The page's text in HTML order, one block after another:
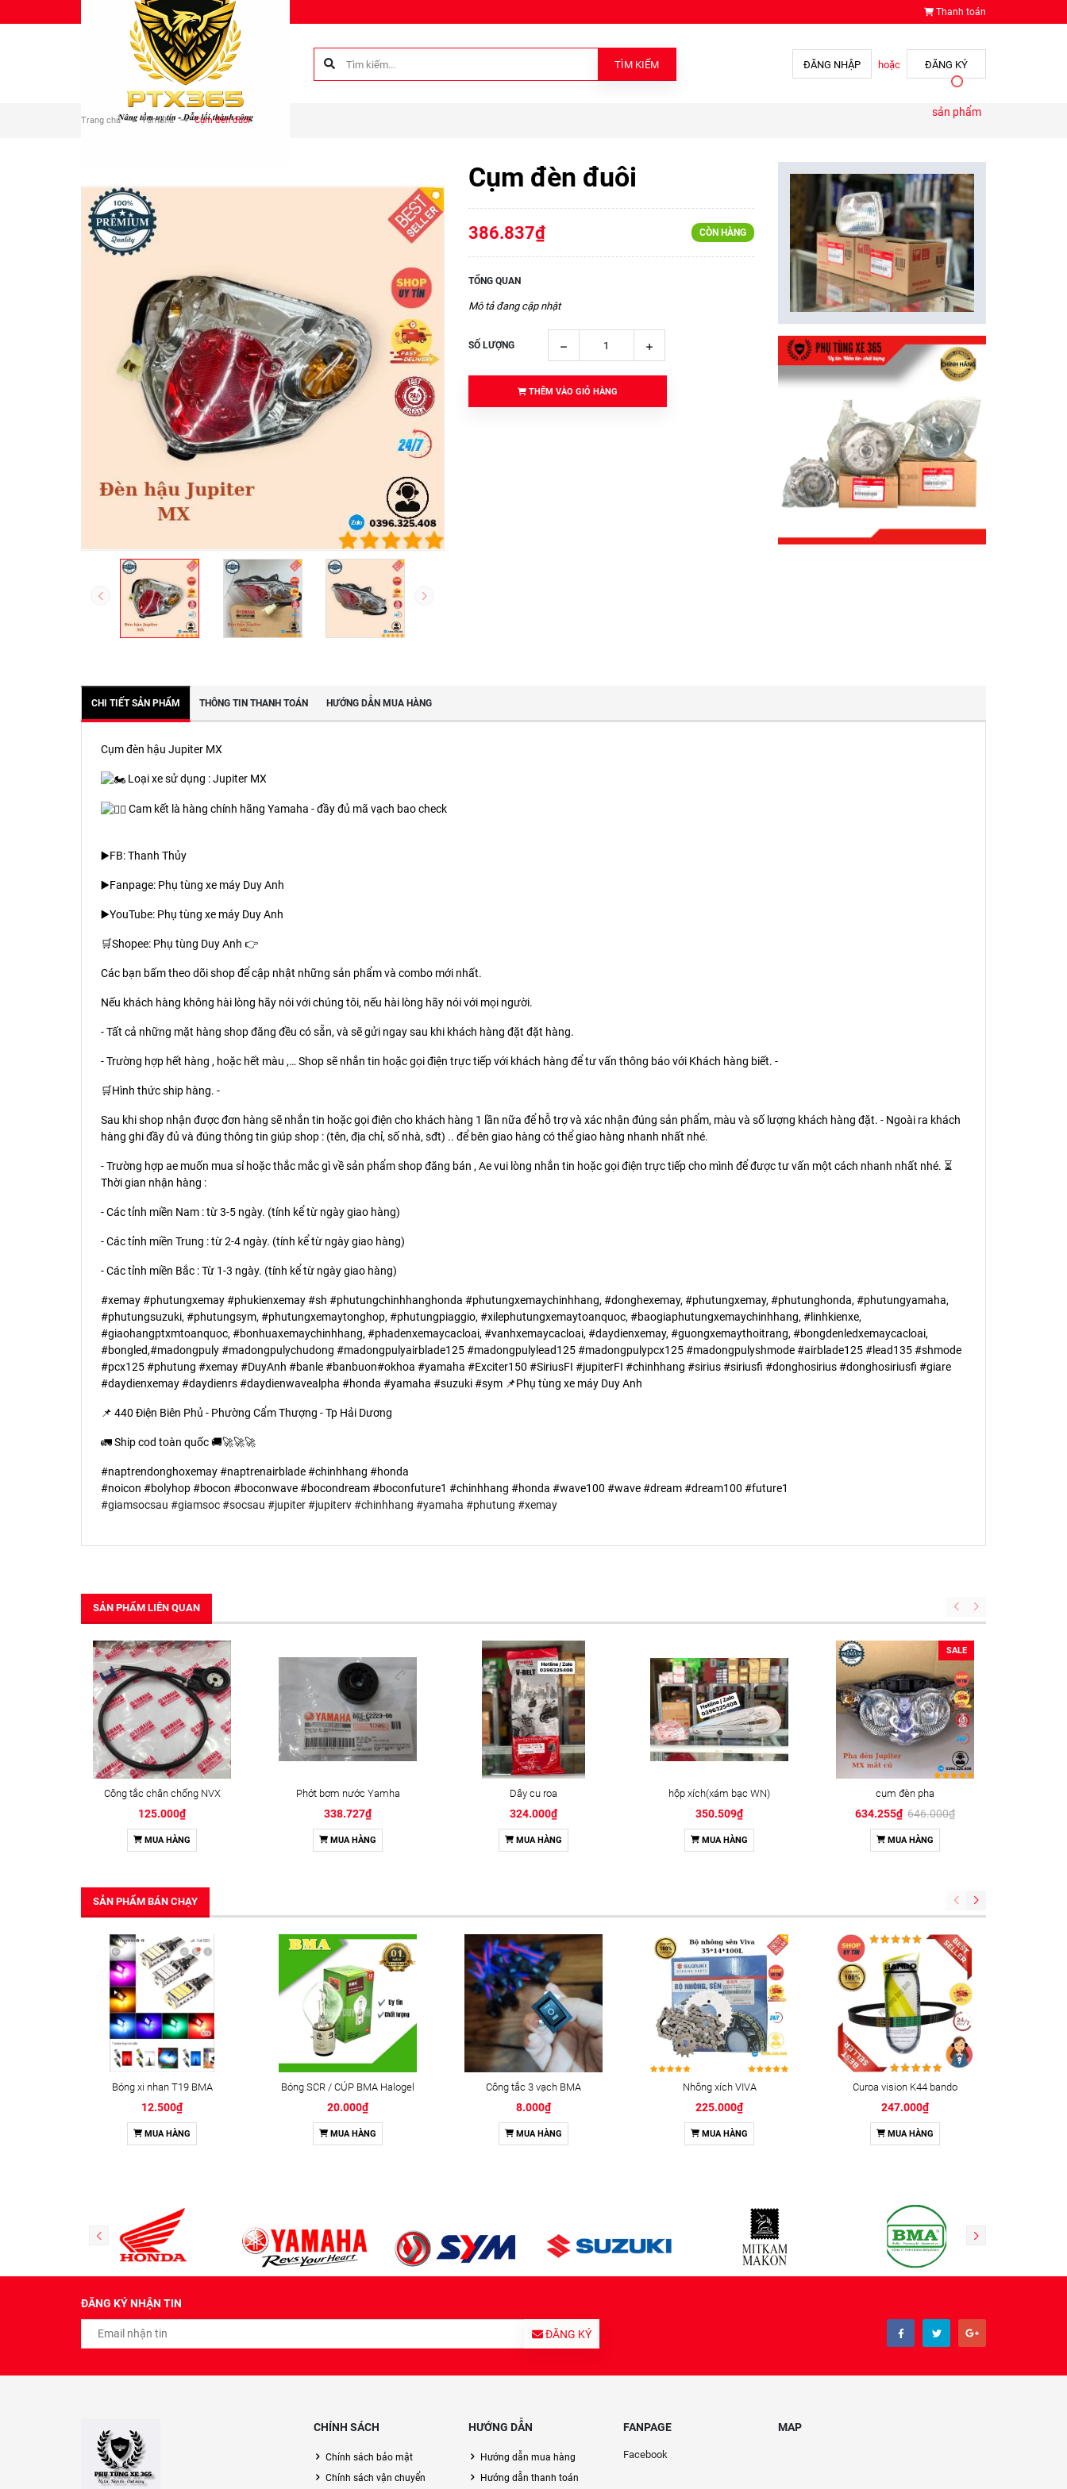
Chào mừng bạn đến với Phụ tùng Duy Anh! Thanh toán
TÌM KIẾM ĐĂNG NHẬP hoặc ĐĂNG KÝ
sản phẩm
Trang chủ Yamaha Cụm đèn đuôi
Cụm đèn đuôi
386.837₫ CÒN HÀNG
TỔNG QUAN
Mô tả đang cập nhật
SỐ LƯỢNG
THÊM VÀO GIỎ HÀNG
CHI TIẾT SẢN PHẨM THÔNG TIN THANH TOÁN HƯỚNG DẪN MUA HÀNG
Cụm đèn hậu Jupiter MX
Loại xe sử dụng : Jupiter MX
Cam kết là hàng chính hãng Yamaha - đầy đủ mã vạch bao check
▶️FB: Thanh Thủy
▶️Fanpage: Phụ tùng xe máy Duy Anh
▶️YouTube: Phụ tùng xe máy Duy Anh
🛒Shopee: Phụ tùng Duy Anh 👉
Các bạn bấm theo dõi shop để cập nhật những sản phẩm và combo mới nhất.
Nếu khách hàng không hài lòng hãy nói với chúng tôi, nếu hài lòng hãy nói với mọi người.
- Tất cả những mặt hàng shop đăng đều có sẵn, và sẽ gửi ngay sau khi khách hàng đặt đặt hàng.
- Trường hợp hết hàng , hoặc hết màu ,… Shop sẽ nhắn tin hoặc gọi điện trực tiếp với khách hàng để tư vấn thông báo với Khách hàng biết. -
🛒Hình thức ship hàng. -
Sau khi shop nhận được đơn hàng sẽ nhắn tin hoặc gọi điện cho khách hàng 1 lần nữa để hỗ trợ và xác nhận đúng sản phẩm, màu và số lượng khách hàng đặt. - Ngoài ra khách
hàng ghi đầy đủ và đúng thông tin giúp shop : (tên, địa chỉ, số nhà, sđt) .. để bên giao hàng có thể giao hàng nhanh nhất nhé.
- Trường hợp ae muốn mua sỉ hoặc thắc mắc gì về sản phẩm shop đăng bán , Ae vui lòng nhắn tin hoặc gọi điện trực tiếp cho mình để được tư vấn một cách nhanh nhất nhé. ⏳
Thời gian nhận hàng :
- Các tỉnh miền Nam : từ 3-5 ngày. (tính kể từ ngày giao hàng)
- Các tỉnh miền Trung : từ 2-4 ngày. (tính kể từ ngày giao hàng)
- Các tỉnh miền Bắc : Từ 1-3 ngày. (tính kể từ ngày giao hàng)
#xemay #phutungxemay #phukienxemay #sh #phutungchinhhanghonda #phutungxemaychinhhang, #donghexemay, #phutungxemay, #phutunghonda, #phutungyamaha,
#phutungsuzuki, #phutungsym, #phutungxemaytonghop, #phutungpiaggio, #xilephutungxemaytoanquoc, #baogiaphutungxemaychinhhang, #linhkienxe,
#giaohangptxmtoanquoc, #bonhuaxemaychinhhang, #phadenxemaycacloai, #vanhxemaycacloai, #daydienxemay, #guongxemaythoitrang, #bongdenledxemaycacloai,
#bongled,#madongpuly #madongpulychudong #madongpulyairblade125 #madongpulylead125 #madongpulypcx125 #madongpulyshmode #airblade125 #lead135 #shmode
#pcx125 #phutung #xemay #DuyAnh #banle #banbuon#okhoa #yamaha #Exciter150 #SiriusFI #jupiterFI #chinhhang #sirius #siriusfi #donghosirius #donghosiriusfi #giare
#daydienxemay #daydienrs #daydienwavealpha #honda #yamaha #suzuki #sym 📌Phụ tùng xe máy Duy Anh
📌 440 Điện Biên Phủ - Phường Cẩm Thượng - Tp Hải Dương
🚛 Ship cod toàn quốc 🚚🚀🚀🚀
#naptrendonghoxemay #naptrenairblade #chinhhang #honda
#noicon #bolyhop #bocon #boconwave #bocondream #boconfuture1 #chinhhang #honda #wave100 #wave #dream #dream100 #future1
#giamsocsau #giamsoc#socsau #jupiter#jupiterv#chinhhang #yamaha #phutung #xemay
SẢN PHẨM LIÊN QUAN
Công tắc chân chống NVX
125.000₫
MUA HÀNG
Phớt bơm nước Yamha
338.727₫
MUA HÀNG
Dây cu roa
324.000₫
MUA HÀNG
hộp xích(xám bạc WN)
350.509₫
MUA HÀNG
SALE
cụm đèn pha
634.255₫ 646.000₫
MUA HÀNG
SẢN PHẨM BÁN CHẠY
Bóng xi nhan T19 BMA
12.500₫
MUA HÀNG
Bóng SCR / CÚP BMA Halogel
20.000₫
MUA HÀNG
Công tắc 3 vạch BMA
8.000₫
MUA HÀNG
Nhông xích VIVA
225.000₫
MUA HÀNG
Curoa vision K44 bando
247.000₫
MUA HÀNG
ĐĂNG KÝ NHẬN TIN
ĐĂNG KÝ
CHÍNH SÁCH
Chính sách bảo mật
Chính sách vận chuyển
HƯỚNG DẪN
Hướng dẫn mua hàng
Hướng dẫn thanh toán
FANPAGE
Facebook
MAP